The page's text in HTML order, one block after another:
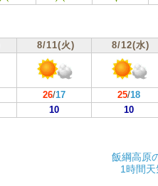
8/11(火) 8/12(水)
26/17 25/18
10 10
飯綱高原
1時間天